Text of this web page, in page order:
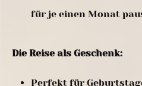
für je einen Monat
Die Reise als Geschenk:
Perfekt für